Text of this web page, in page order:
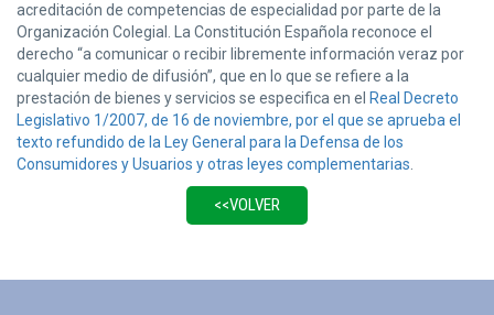
acreditación de competencias de especialidad por parte de la
Organización Colegial. La Constitución Española reconoce el
derecho “a comunicar o recibir libremente información veraz por
cualquier medio de difusión”, que en lo que se refiere a la
prestación de bienes y servicios se especifica en el Real Decreto
Legislativo 1/2007, de 16 de noviembre, por el que se aprueba el
texto refundido de la Ley General para la Defensa de los
Consumidores y Usuarios y otras leyes complementarias